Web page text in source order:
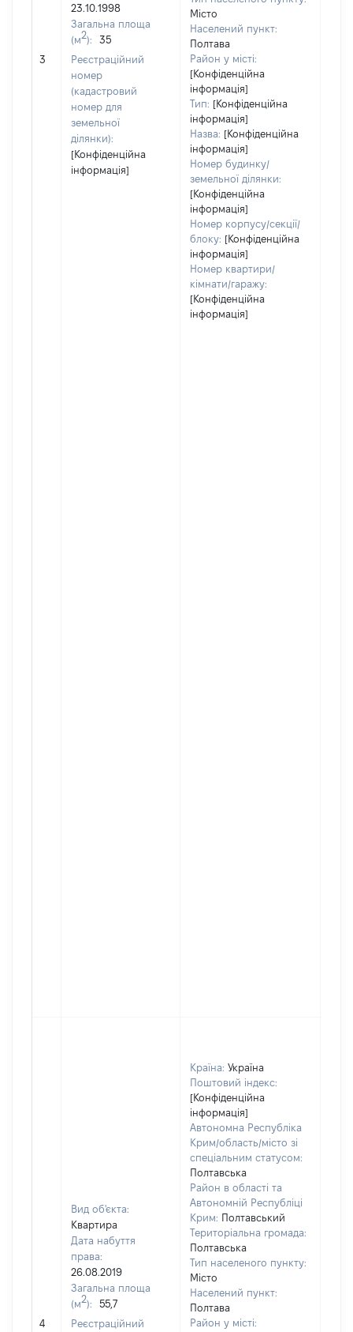
3
23.10.1998
Загальна площа
(м2):
35
Реєстраційний
номер
(кадастровий
номер для
земельної
ділянки):
[Конфіденційна
інформація]
Місто
Населений пункт:
Полтава
Район у місті:
[Конфіденційна
інформація]
Тип: [Конфіденційна
інформація]
Назва: [Конфіденційна
інформація]
Номер будинку/
земельної ділянки:
[Конфіденційна
інформація]
Номер корпусу/секції/
блоку: [Конфіденційна
інформація]
Номер квартири/
кімнати/гаражу:
[Конфіденційна
інформація]
4
Вид об'єкта:
Квартира
Дата набуття
права:
26.08.2019
Загальна площа
(м2):
55,7
Реєстраційний
Країна: Україна
Поштовий індекс:
[Конфіденційна
інформація]
Автономна Республіка
Крим/область/місто зі
спеціальним статусом:
Полтавська
Район в області та
Автономній Республіці
Крим: Полтавський
Територіальна громада:
Полтавська
Тип населеного пункту:
Місто
Населений пункт:
Полтава
Район у місті: